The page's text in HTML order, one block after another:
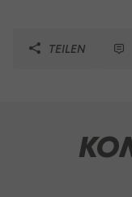
TEILEN